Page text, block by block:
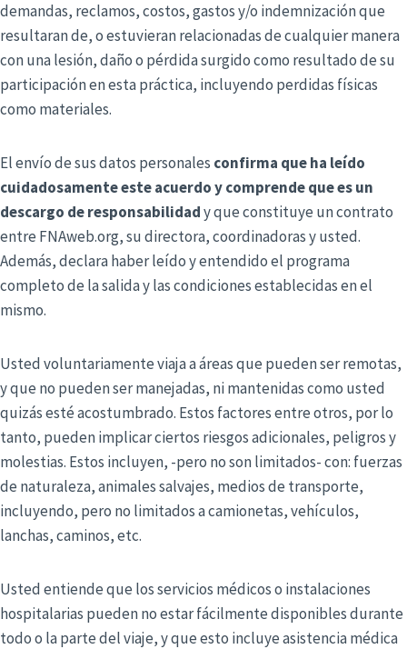
demandas, reclamos, costos, gastos y/o indemnización que
resultaran de, o estuvieran relacionadas de cualquier manera
con una lesión, daño o pérdida surgido como resultado de su
participación en esta práctica, incluyendo perdidas físicas
como materiales.
El envío de sus datos personales confirma que ha leído
cuidadosamente este acuerdo y comprende que es un
descargo de responsabilidady que constituye un contrato
entre FNAweb.org, su directora, coordinadoras y usted.
Además, declara haber leído y entendido el programa
completo de la salida y las condiciones establecidas en el
mismo.
Usted voluntariamente viaja a áreas que pueden ser remotas,
y que no pueden ser manejadas, ni mantenidas como usted
quizás esté acostumbrado. Estos factores entre otros, por lo
tanto, pueden implicar ciertos riesgos adicionales, peligros y
molestias. Estos incluyen, -pero no son limitados- con: fuerzas
de naturaleza, animales salvajes, medios de transporte,
incluyendo, pero no limitados a camionetas, vehículos,
lanchas, caminos, etc.
Usted entiende que los servicios médicos o instalaciones
hospitalarias pueden no estar fácilmente disponibles durante
todo o la parte del viaje, y que esto incluye asistencia médica